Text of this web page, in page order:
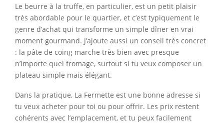
Le beurre à la truffe, en particulier, est un petit plaisir
très abordable pour le quartier, et c’est typiquement le
genre d’achat qui transforme un simple dîner en vrai
moment gourmand. J’ajoute aussi un conseil très concret
: la pâte de coing marche très bien avec presque
n’importe quel fromage, surtout si tu veux composer un
plateau simple mais élégant.
Dans la pratique, La Fermette est une bonne adresse si
tu veux acheter pour toi ou pour offrir. Les prix restent
cohérents avec l’emplacement, et tu peux facilement